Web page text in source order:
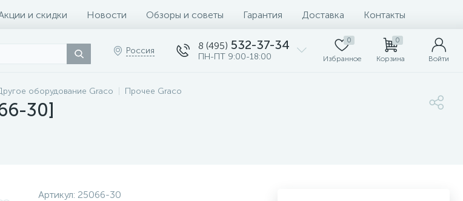
и скидки Новости Обзоры и советы Гарантия Доставка Контакты
Россия 8 (495) 532-37-34
ПН-ПТ 9:00-18:00
0
Избранное
0
Корзина Войти
оборудование Graco Прочее Graco
30]
Артикул: 25066-30